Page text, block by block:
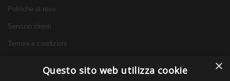
Politiche di reso
Servizio clienti
Termini e condizioni
×
Questo sito web utilizza cookie